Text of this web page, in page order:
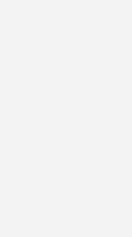
und Balkonen
gibt es einen
Mehrgeschoss-
benötigen nur noch eine
der 45°-Klebeflansch
und Notablauf führen
über die
DN 50). Weitere
Variokant Doppelrohr-
und einen Attika-
X Haupt-Not-Kombi
in 45°- oder 90°-